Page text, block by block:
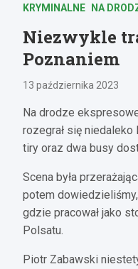
KRYMINALNE NA
Niezwykle
Poznaniem
13 października 2023
Na drodze
rozegrał się
tiry oraz dwa busy
Scena była
potem
gdzie pracował jako
Polsatu.
Piotr Zabawski